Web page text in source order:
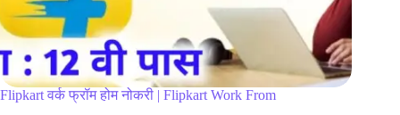
Flipkart वर्क फ्रॉम होम नोकरी | Flipkart Work From